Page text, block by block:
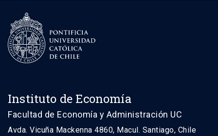
Instituto de Economía
Facultad de Economía y Administración UC
Avda. Vicuña Mackenna 4860, Macul. Santiago, Chile